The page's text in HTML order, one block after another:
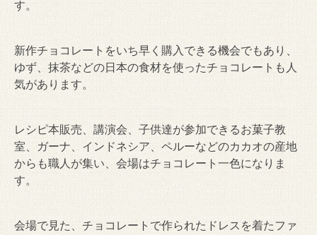
す。
新作チョコレートをいち早く購入できる機会でもあり、
ゆず、抹茶などの日本の食材を使ったチョコレートも人
気があります。
レシピ本販売、講演会、子供達が参加できるお菓子教
室、ガーナ、インドネシア、ペルーなどのカカオの産地
からも職人が集い、会場はチョコレート一色になりま
す。
会場で見た、チョコレートで作られたドレスを着たファ